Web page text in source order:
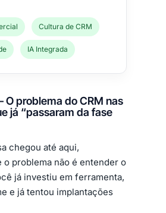
Cultura de CRM
IA Integrada
problema do CRM nas
já “passaram da fase
chegou até aqui,
o problema não é entender o
já investiu em ferramenta,
e já tentou implantações